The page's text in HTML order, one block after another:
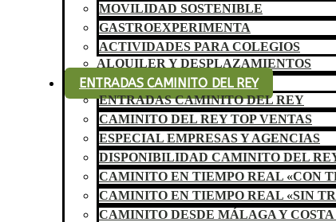
MOVILIDAD SOSTENIBLE
GASTROEXPERIMENTA
ACTIVIDADES PARA COLEGIOS
ALQUILER Y DESPLAZAMIENTOS
ENTRADAS CAMINITO DEL REY
ENTRADAS CAMINITO DEL REY
CAMINITO DEL REY TOP VENTAS
ESPECIAL EMPRESAS Y AGENCIAS
DISPONIBILIDAD CAMINITO DEL
CAMINITO EN TIEMPO REAL «CON
CAMINITO EN TIEMPO REAL «SIN
CAMINITO DESDE MÁLAGA Y COSTA